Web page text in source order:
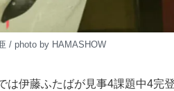
/ photo by HAMASHOW
伊藤ふたばが見事4課題中4完